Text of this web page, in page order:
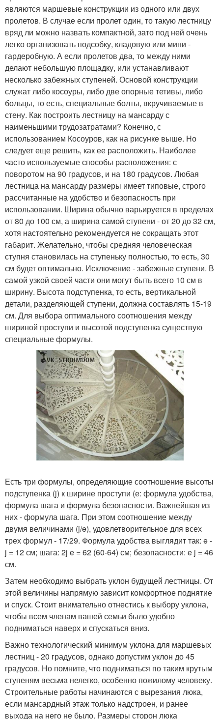
являются маршевые конструкции из одного или двух
пролетов. В случае если пролет один, то такую лестницу
вряд ли можно назвать компактной, зато под ней очень
легко организовать подсобку, кладовую или мини -
гардеробную. А если пролетов два, то между ними
делают небольшую площадку, или устанавливают
несколько забежных ступеней. Основой конструкции
служат либо косоуры, либо две опорные тетивы, либо
больцы, то есть, специальные болты, вкручиваемые в
стену. Как построить лестницу на мансарду с
наименьшими трудозатратами? Конечно, с
использованием Косоуров, как на рисунке выше. Но
следует еще решить, как ее расположить. Наиболее
часто используемые способы расположения: с
поворотом на 90 градусов, и на 180 градусов. Любая
лестница на мансарду размеры имеет типовые, строго
рассчитанные на удобство и безопасность при
использовании. Ширина обычно варьируется в пределах
от 80 до 100 см, а ширина самой ступени - от 20 до 32 см,
хотя настоятельно рекомендуется не сокращать этот
габарит. Желательно, чтобы средняя человеческая
ступня становилась на ступеньку полностью, то есть, 30
см будет оптимально. Исключение - забежные ступени. В
самой узкой своей части они могут быть всего 10 см в
ширину. Высота подступенка, то есть, вертикальной
детали, разделяющей ступени, должна составлять 15-19
см. Для выбора оптимального соотношения между
шириной проступи и высотой подступенка существую
специальные формулы.
Есть три формулы, определяющие соотношение высоты
подступенка (j) к ширине проступи (е: формула удобства,
формула шага и формула безопасности. Важнейшая из
них - формула шага. При этом соотношение между
двумя величинами (j/e), удовлетворительное для всех
трех формул - 17/29. Формула удобства выглядит так: e -
j = 12 см; шага: 2j e = 62 (60-64) см; безопасности: e j = 46
см.
Затем необходимо выбрать уклон будущей лестницы. От
этой величины напрямую зависит комфортное поднятие
и спуск. Стоит внимательно отнестись к выбору уклона,
чтобы всем членам вашей семьи было удобно
подниматься наверх и спускаться вниз.
Важно технологический минимум уклона для маршевых
лестниц - 20 градусов, однако допустим уклон до 45
градусов. Но помните, что подниматься по таким крутым
ступеням весьма нелегко, особенно пожилому человеку.
Строительные работы начинаются с вырезания люка,
если мансардный этаж только надстроен, и ранее
выхода на него не было. Размеры сторон люка